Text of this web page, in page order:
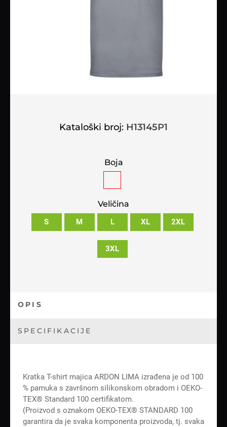
Kataloški broj: H13145P1
Boja
Veličina
S M L XL 2XL
3XL
OPIS
SPECIFIKACIJE
Kratka T-shirt majica ARDON LIMA izrađena je od 100
% pamuka s završnom silikonskom obradom i OEKO-
TEX® Standard 100 certifikatom.
(Proizvod s oznakom OEKO-TEX® STANDARD 100
garantira da je svaka komponenta proizvoda, tj. svaka